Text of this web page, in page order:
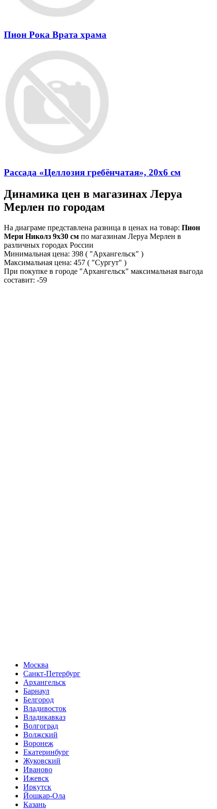
Пион Рока Врата храма
Рассада «Целлозия гребёнчатая», 20x6 см
Динамика цен в магазинах Леруа
Мерлен по городам
На диаграме представлена разница в ценах на товар: Пион
Мери Николз 9x30 см по магазинам Леруа Мерлен в
различных городах России
Минимальная цена: 398 ( "Архангельск" )
Максимальная цена: 457 ( "Сургут" )
При покупке в городе "Архангельск" максимальная выгода
составит: -59
Москва
Санкт-Петербург
Архангельск
Барнаул
Белгород
Владивосток
Владикавказ
Волгоград
Волжский
Воронеж
Екатеринбург
Жуковский
Иваново
Ижевск
Иркутск
Йошкар-Ола
Казань